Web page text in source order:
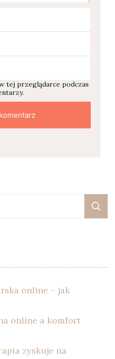
tej przeglądarce podczas
online – jak
online a komfort
zyskuje na